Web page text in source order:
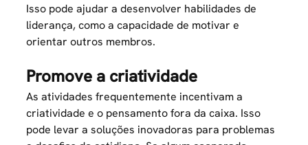
Isso pode ajudar a desenvolver habilidades de
liderança, como a capacidade de motivar e
orientar outros membros.
Promove a criatividade
As atividades frequentemente incentivam a
criatividade e o pensamento fora da caixa. Isso
pode levar a soluções inovadoras para problemas